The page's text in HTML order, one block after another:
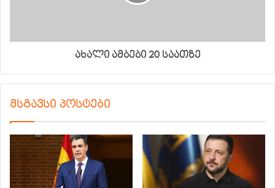
ახალი ამბები 20 საათზე
მსგავსი პოსტები